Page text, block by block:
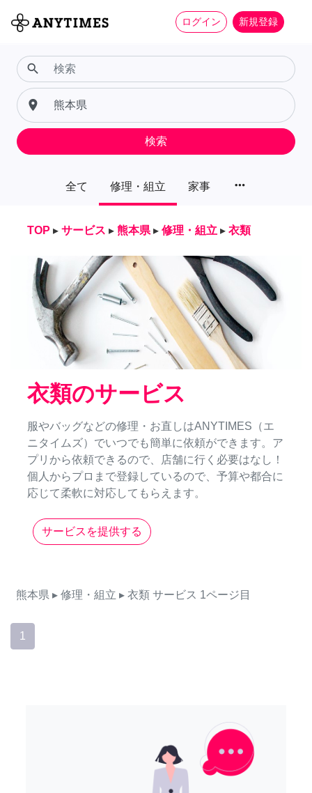
ログイン 新規登録
全て 修理・組立 家事 more_horiz
search
place
検索
TOP ▸ サービス ▸ 熊本県 ▸ 修理・組立 ▸ 衣類
衣類のサービス
服やバッグなどの修理・お直しはANYTIMES（エ
ニタイムズ）でいつでも簡単に依頼ができます。ア
プリから依頼できるので、店舗に行く必要はなし！
個人からプロまで登録しているので、予算や都合に
応じて柔軟に対応してもらえます。
サービスを提供する
熊本県 ▸ 修理・組立 ▸ 衣類 サービス 1ページ目
1